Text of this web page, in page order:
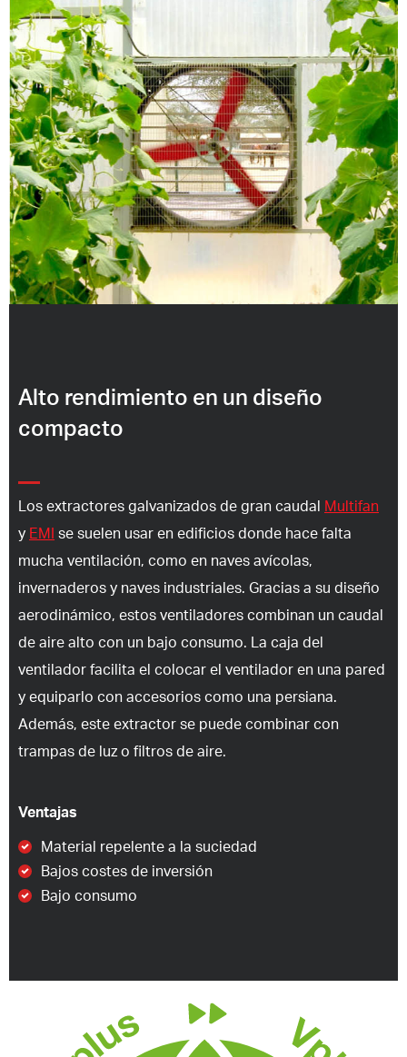
Alto rendimiento en un diseño
compacto
Los extractores galvanizados de gran caudal Multifan
y EMI se suelen usar en edificios donde hace falta
mucha ventilación, como en naves avícolas,
invernaderos y naves industriales. Gracias a su diseño
aerodinámico, estos ventiladores combinan un caudal
de aire alto con un bajo consumo. La caja del
ventilador facilita el colocar el ventilador en una pared
y equiparlo con accesorios como una persiana.
Además, este extractor se puede combinar con
trampas de luz o filtros de aire.
Ventajas
Material repelente a la suciedad
Bajos costes de inversión
Bajo consumo